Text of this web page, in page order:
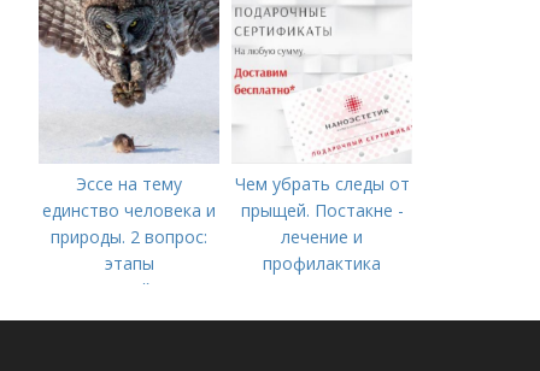
Эссе на тему
единство человека и
природы. 2 вопрос:
этапы
взаимодействия
природного и
Чем убрать следы от
прыщей. Постакне -
лечение и
профилактика